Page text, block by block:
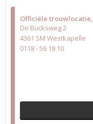
Officiële trouwlocatie
De Bucksweg 2
4361 SM Westkapelle
0118 - 56 18 10